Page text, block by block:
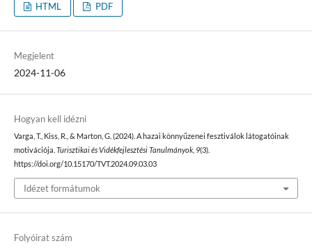
HTML PDF
Megjelent
2024-11-06
Hogyan kell idézni
Varga, T., Kiss, R., & Marton, G. (2024). A hazai könnyűzenei fesztiválok látogatóinak
motivációja. Turisztikai és Vidékfejlesztési Tanulmányok, 9(3).
https://doi.org/10.15170/TVT.2024.09.03.03
Idézet formátumok
Folyóirat szám